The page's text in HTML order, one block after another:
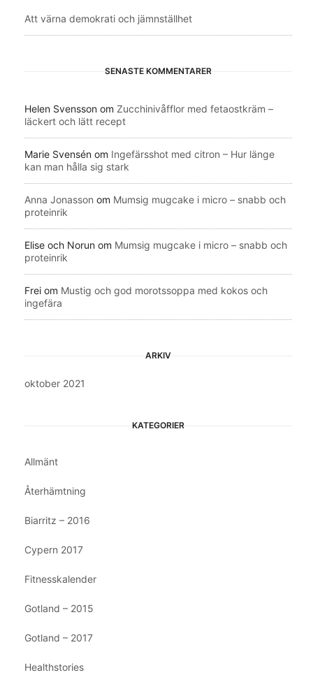
Att värna demokrati och jämnställhet
SENASTE KOMMENTARER
Helen Svensson om Zucchinivåfflor med fetaostkräm –
läckert och lätt recept
Marie Svensén om Ingefärsshot med citron – Hur länge
kan man hålla sig stark
Anna Jonasson om Mumsig mugcake i micro – snabb och
proteinrik
Elise och Norun om Mumsig mugcake i micro – snabb och
proteinrik
Frei om Mustig och god morotssoppa med kokos och
ingefära
ARKIV
oktober 2021
KATEGORIER
Allmänt
Återhämtning
Biarritz – 2016
Cypern 2017
Fitnesskalender
Gotland – 2015
Gotland – 2017
Healthstories